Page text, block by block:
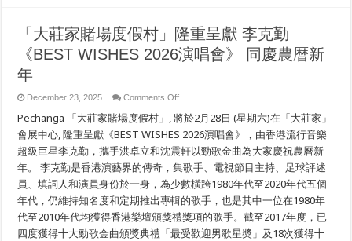
年
獲
得
全
障
「大莊家賭場度假村」隆重呈獻 李克勤
《BEST WISHES 2026演唱會》 同慶農暦新
年
December 23, 2025 Comments Offon
莊
家
場
度
假
村」
隆
重
呈
獻
Pechanga 「大莊家賭場度假村」, 將於2月28日 (星期六)在「大莊家」
會展中心, 隆重呈獻《BEST WISHES 2026演唱會》，由香港流行音樂
超級巨星李克勤，攜手洪卓立和沈震軒以勁歌金曲為大家慶祝農曆新
年。 李克勤是香港演藝界的傳奇，集歌手、電視節目主持、足球評述
員、填詞人和演員身份於一身，為少數橫跨1980年代至2020年代五個
年代，仍維持知名度和定期推出專輯的歌手，也是其中一位在1980年
代至2010年代均獲得香港樂壇頒獎禮獎項的歌手。截至2017年度，已
四度獲得十大勁歌金曲頒獎典禮「最受歡迎男歌星奬」及18次獲得十